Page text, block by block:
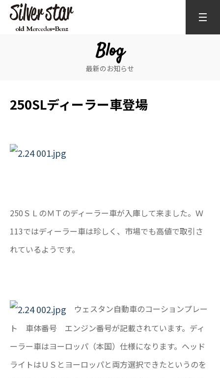
Blog
最新のお知らせ
250SLディーラー車登場
250ＳＬのＭＴのディーラー車が入庫して来ました。Ｗ
113ではディーラー車は珍しく、市場でも高値で取引さ
れているようです。
ウェスタン自動車のコーションプレー
ト 車体番号 エンジン番号が記載されています。ディ
ーラー車はヨーロッパ（本国）仕様になります。ヘッド
ライトはＵＳとヨーロッパと両方選択できたというのを